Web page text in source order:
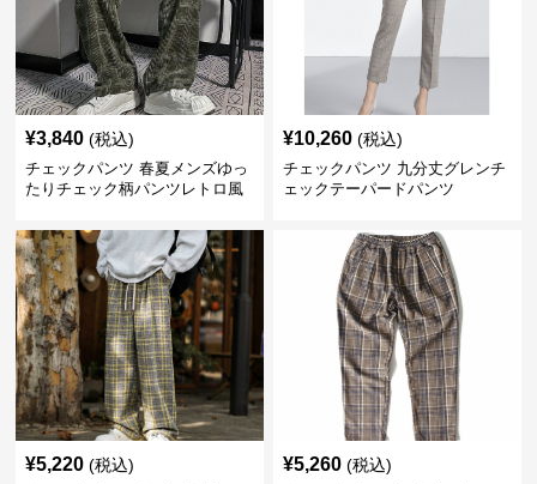
¥3,840 (税込)
チェックパンツ 春夏メンズゆっ
たりチェック柄パンツレトロ風
¥10,260 (税込)
チェックパンツ 九分丈グレンチ
ェックテーパードパンツ
¥5,220 (税込) ¥5,260 (税込)